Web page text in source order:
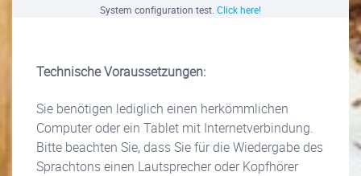
System configuration test. Click here!
Technische Voraussetzungen:
Sie benötigen lediglich einen herkömmlichen
Computer oder ein Tablet mit Internetverbindung.
Bitte beachten Sie, dass Sie für die Wiedergabe des
Sprachtons einen Lautsprecher oder Kopfhörer